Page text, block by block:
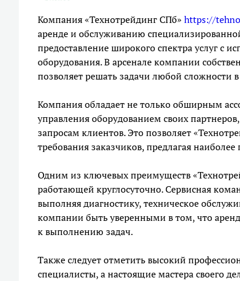
Компания «Технотрейдинг СПб» https://
аренде и обслуживанию
предоставление широкого спектра услуг с
оборудования. В арсенале компании
позволяет решать задачи любой сложности
Компания обладает не только обширным
управления оборудованием своих
запросам клиентов. Это позволяет
требования заказчиков, предлагая
Одним из ключевых преимуществ
работающей круглосуточно. Сервисная
выполняя диагностику, техническое
компании быть уверенными в том, что
к выполнению задач.
Также следует отметить высокий
специалисты, а настоящие мастера своего